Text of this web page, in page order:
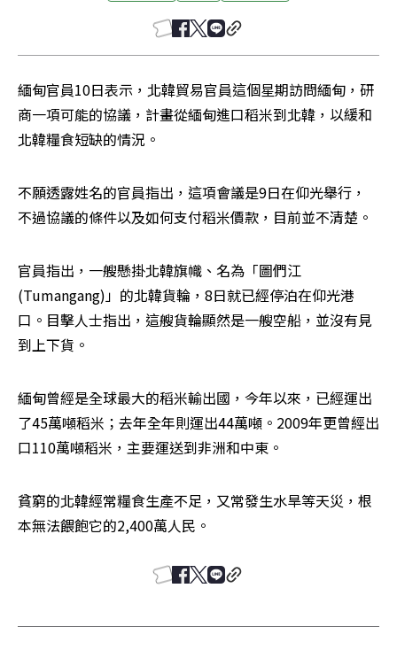
緬甸官員10日表示，北韓貿易官員這個星期訪問緬甸，研
商一項可能的協議，計畫從緬甸進口稻米到北韓，以緩和
北韓糧食短缺的情況。
不願透露姓名的官員指出，這項會議是9日在仰光舉行，
不過協議的條件以及如何支付稻米價款，目前並不清楚。
官員指出，一艘懸掛北韓旗幟、名為「圖們江
(Tumangang)」的北韓貨輪，8日就已經停泊在仰光港
口。目擊人士指出，這艘貨輪顯然是一艘空船，並沒有見
到上下貨。
緬甸曾經是全球最大的稻米輸出國，今年以來，已經運出
了45萬噸稻米；去年全年則運出44萬噸。2009年更曾經出
口110萬噸稻米，主要運送到非洲和中東。
貧窮的北韓經常糧食生產不足，又常發生水旱等天災，根
本無法餵飽它的2,400萬人民。